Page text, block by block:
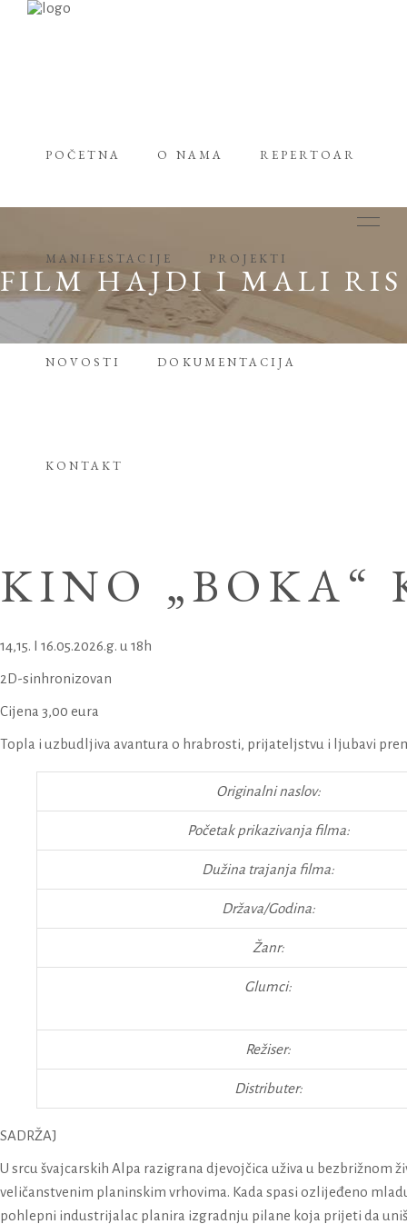
POČETNA O NAMA REPERTOAR
MANIFESTACIJE PROJEKTI
NOVOSTI DOKUMENTACIJA
KONTAKT
FILM HAJDI I MALI RIS
KINO „BOKA“
14,15. I 16.05.2026.g. u 18h
2D-sinhronizovan
Cijena 3,00 eura
Topla i uzbudljiva avantura o hrabrosti, prijateljstvu i ljubavi
Originalni naslov:
Početak prikazivanja filma:
Dužina trajanja filma:
Država/Godina:
Žanr:
Glumci:
Režiser:
Distributer:
SADRŽAJ
U srcu švajcarskih Alpa razigrana djevojčica uživa u
veličanstvenim planinskim vrhovima. Kada spasi ozlijeđeno
pohlepni industrijalac planira izgradnju pilane koja prijeti da